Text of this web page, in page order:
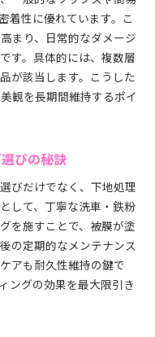
着性に優れています。こ
まり、日常的なダメージ
す。具体的には、複数層
が該当します。こうした
観を長期間維持するポイ
びの秘訣
びだけでなく、下地処理
して、丁寧な洗車・鉄粉
を施すことで、被膜が塗
の定期的なメンテナンス
アも耐久性維持の鍵で
ングの効果を最大限引き